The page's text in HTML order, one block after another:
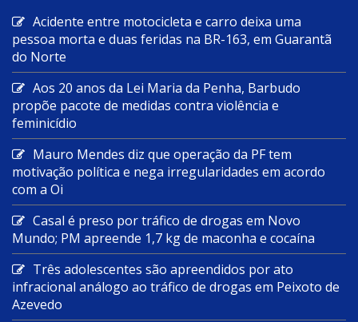
Acidente entre motocicleta e carro deixa uma
pessoa morta e duas feridas na BR-163, em Guarantã
do Norte
Aos 20 anos da Lei Maria da Penha, Barbudo
propõe pacote de medidas contra violência e
feminicídio
Mauro Mendes diz que operação da PF tem
motivação política e nega irregularidades em acordo
com a Oi
Casal é preso por tráfico de drogas em Novo
Mundo; PM apreende 1,7 kg de maconha e cocaína
Três adolescentes são apreendidos por ato
infracional análogo ao tráfico de drogas em Peixoto de
Azevedo